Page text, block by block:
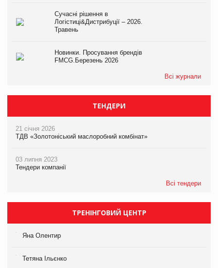
Сучасні рішення в
Логістиці&Дистрибуції – 2026.
Травень
Новинки. Просування брендів
FMCG.Березень 2026
Всі журнали
ТЕНДЕРИ
21 січня 2026
ТДВ «Золотоніський маслоробний комбінат»
03 липня 2023
Тендери компанії
Всі тендери
ТРЕНІНГОВИЙ ЦЕНТР
Яна Олентир
Тетяна Ільєнко